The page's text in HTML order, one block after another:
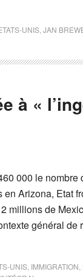
UNIS JAN
à «
000 le nombre
Arizona, Etat
millions de
général
UNIS IMMIGRATION